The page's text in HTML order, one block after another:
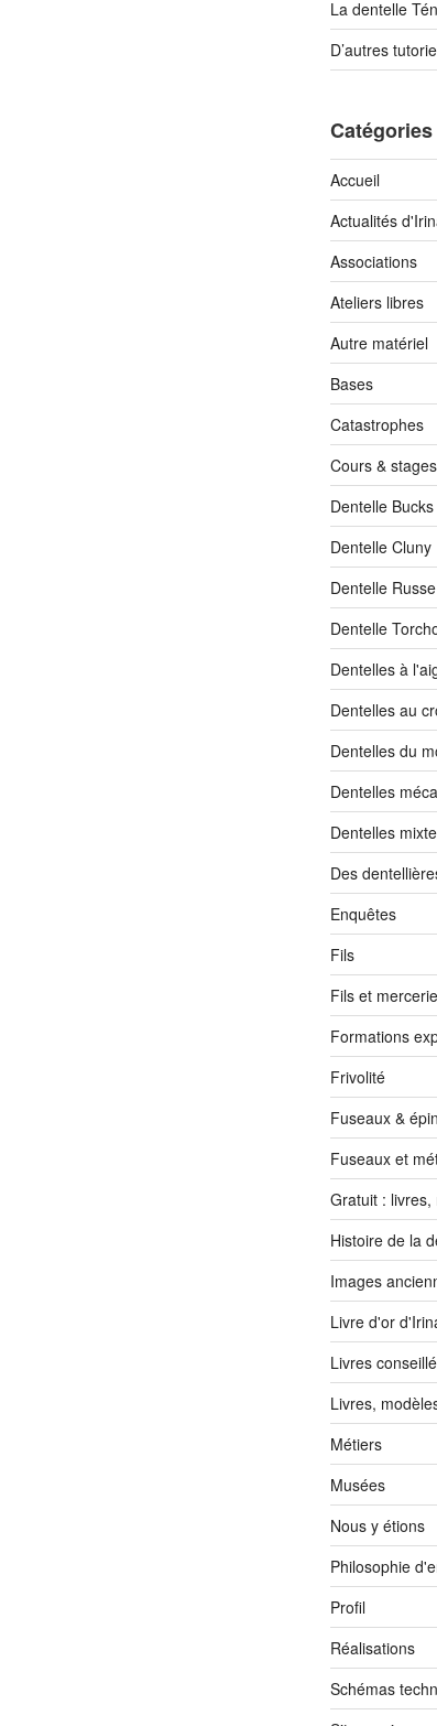
La dentelle
D’autres
Accueil
Actualités
Associations
Ateliers libres
Autre matériel
Bases
Catastrophes
Cours & stages
Dentelle Bucks
Dentelle Cluny
Dentelle Russe
Dentelle
Dentelles à
Dentelles au
Dentelles du
Dentelles
Dentelles
Des
Enquêtes
Fils
Fils et mercerie
Formations
Frivolité
Fuseaux &
Fuseaux et
Gratuit : livres,
Histoire de la
Images
Livre d'or
Livres
Livres,
Métiers
Musées
Nous y étions
Philosophie
Profil
Réalisations
Schémas